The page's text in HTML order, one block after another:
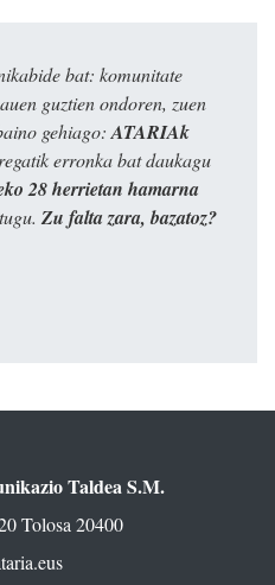
bat: komunitate
guztien ondoren, zuen
gehiago: ATARIAk
erronka bat daukagu
28 herrietan hamarna
Zu falta zara, bazatoz?
Taldea S.M.
Tolosa 20400